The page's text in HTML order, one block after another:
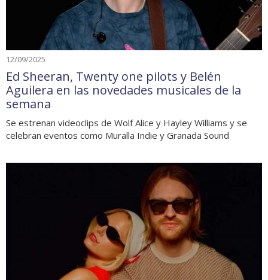
12/09/2025
Ed Sheeran, Twenty one pilots y Belén
Aguilera en las novedades musicales de la
semana
Se estrenan videoclips de Wolf Alice y Hayley Williams y se
celebran eventos como Muralla Indie y Granada Sound